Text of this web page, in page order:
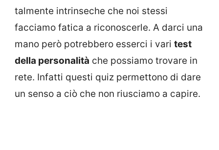
talmente intrinseche che noi stessi
facciamo fatica a riconoscerle. A darci una
mano però potrebbero esserci i vari test
della personalità che possiamo trovare in
rete. Infatti questi quiz permettono di dare
un senso a ciò che non riusciamo a capire.